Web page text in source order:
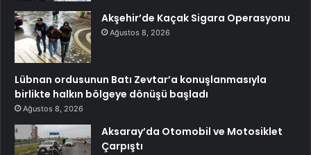
Akşehir’de Kaçak Sigara Operasyonu
Ağustos 8, 2026
Lübnan ordusunun Batı Zevtar’a konuşlanmasıyla
birlikte halkın bölgeye dönüşü başladı
Ağustos 8, 2026
Aksaray’da Otomobil ve Motosiklet
Çarpıştı